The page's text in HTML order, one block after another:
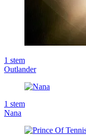
1 stem
Outlander
1 stem
Nana